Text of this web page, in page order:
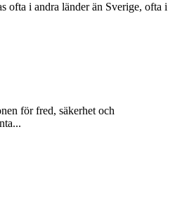
ofta i andra länder än Sverige, ofta i
för fred, säkerhet och